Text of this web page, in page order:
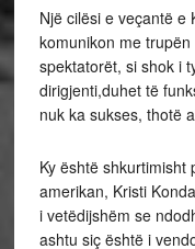
Një cilësi e veçantë e
komunikon me
spektatorët, si shok i
dirigjenti,duhet të
nuk ka sukses, thotë
Ky është
amerikan, Kristi
i vetëdijshëm se
ashtu siç është i